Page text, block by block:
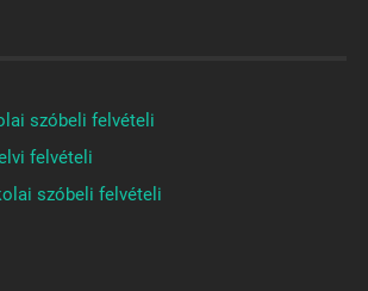
szóbeli felvételi
felvételi
szóbeli felvételi